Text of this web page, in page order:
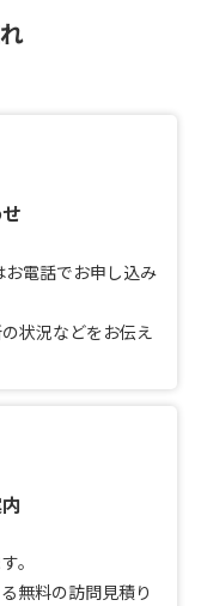
お電話でお申し込み
状況などをお伝え
。
無料の訪問見積り